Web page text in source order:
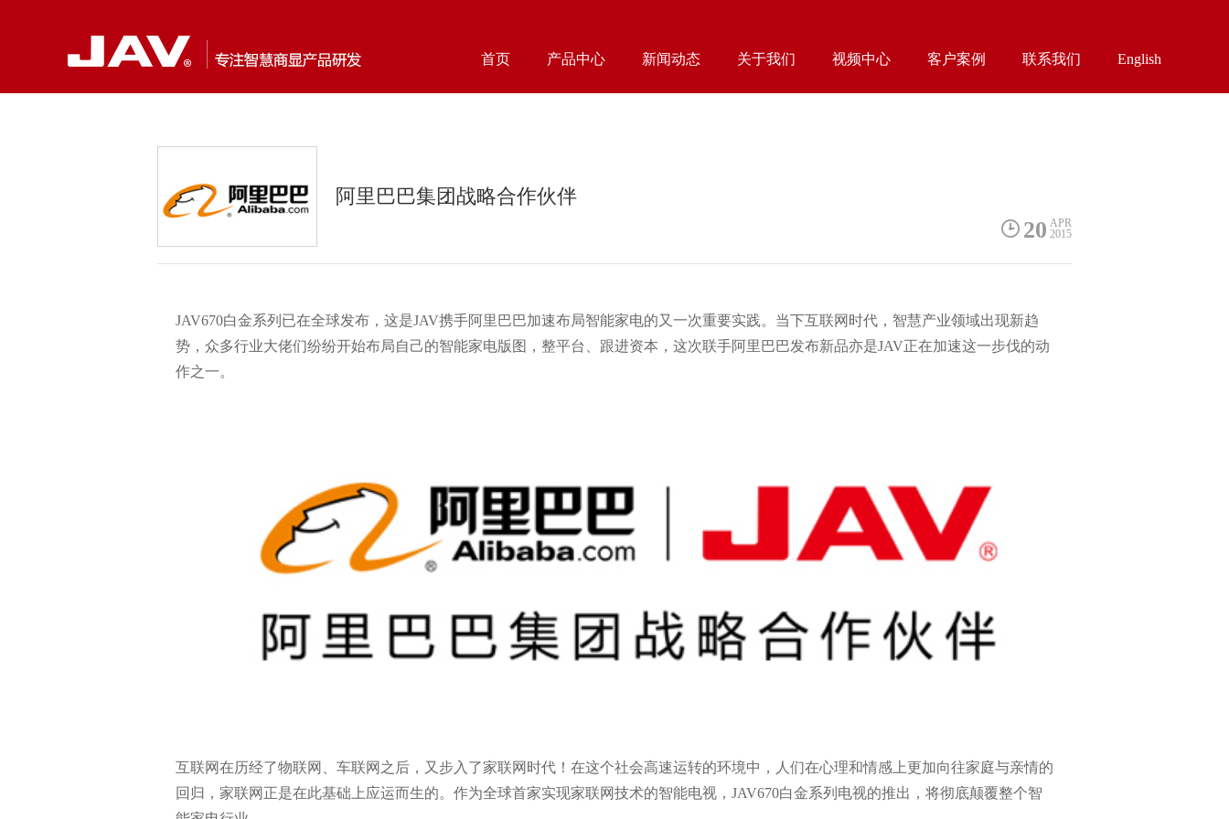
首页 产品中心 新闻动态 关于我们 视频中心 客户案例 联系我们 English
阿里巴巴集团战略合作伙伴
20 APR
2015
JAV670白金系列已在全球发布，这是JAV携手阿里巴巴加速布局智能家电的又一次重要实践。当下互联网时代，智慧产业领域出现新趋
势，众多行业大佬们纷纷开始布局自己的智能家电版图，整平台、跟进资本，这次联手阿里巴巴发布新品亦是JAV正在加速这一步伐的动
作之一。
互联网在历经了物联网、车联网之后，又步入了家联网时代！在这个社会高速运转的环境中，人们在心理和情感上更加向往家庭与亲情的
回归，家联网正是在此基础上应运而生的。作为全球首家实现家联网技术的智能电视，JAV670白金系列电视的推出，将彻底颠覆整个智